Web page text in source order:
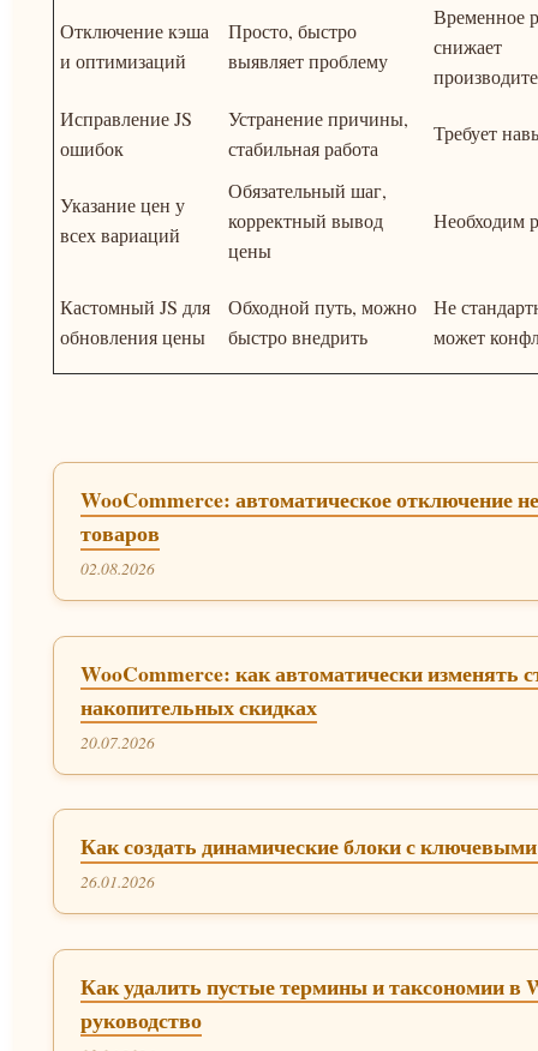
Отключение кэша
и оптимизаций
Просто, быстро
выявляет проблему
Временное
снижает
Исправление JS
ошибок
Устранение причины,
стабильная работа
Требует
Указание цен у
всех вариаций
Обязательный шаг,
корректный вывод
цены
Необходим
Кастомный JS для
обновления цены
Обходной путь, можно
быстро внедрить
Не
может
WooCommerce: автоматическое отключение
товаров
02.08.2026
WooCommerce: как автоматически изменять
накопительных скидках
20.07.2026
Как создать динамические блоки с
26.01.2026
Как удалить пустые термины и таксономии в
руководство